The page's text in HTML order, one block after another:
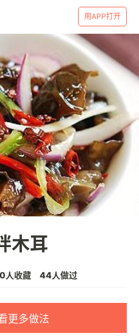
用APP打开
木耳
人收藏 44人做过
更多做法